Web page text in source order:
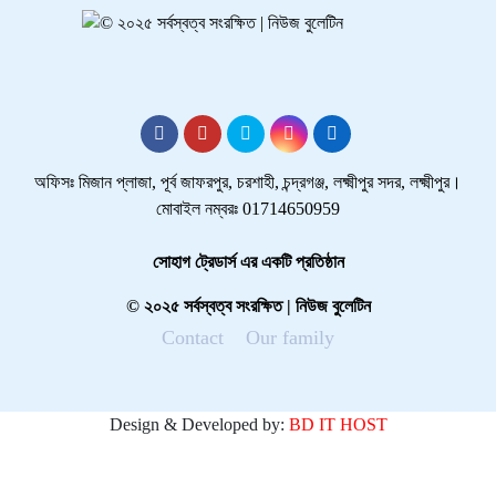
অফিসঃ মিজান প্লাজা, পূর্ব জাফরপুর, চরশাহী, চন্দ্রগঞ্জ, লক্ষ্মীপুর সদর, লক্ষ্মীপুর।
মোবাইল নম্বরঃ 01714650959
সোহাগ ট্রেডার্স এর একটি প্রতিষ্ঠান
© ২০২৫ সর্বস্বত্ব সংরক্ষিত | নিউজ বুলেটিন
Contact Our family
Design & Developed by: BD IT HOST